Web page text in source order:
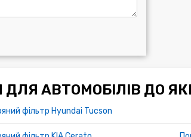
АВТОМОБІЛІВ ДО
фільтр Hyundai Tucson